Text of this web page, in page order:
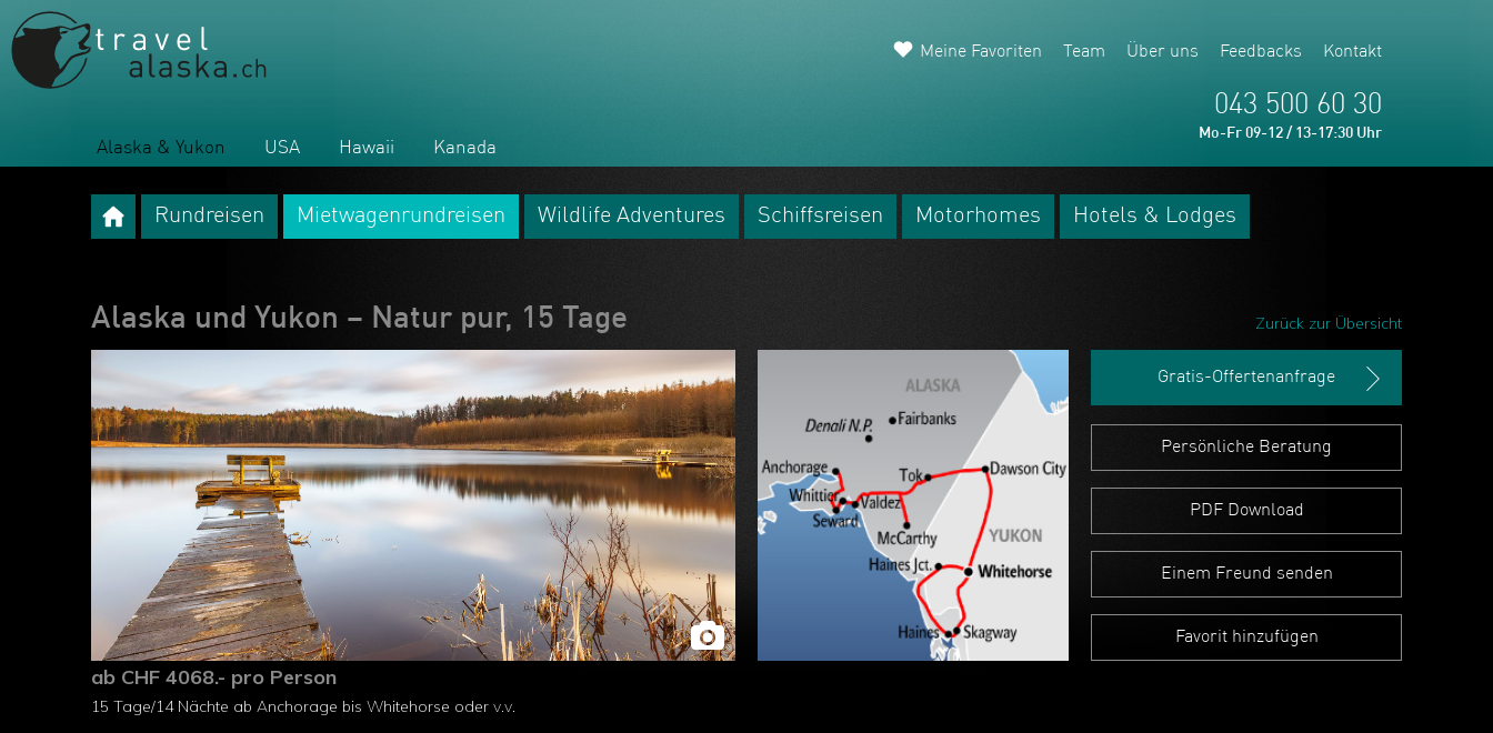
Alaska & Yukon USA Hawaii Kanada
Meine Favoriten Team Über uns Feedbacks Kontakt
043 500 60 30
Mo-Fr 09-12 / 13-17:30 Uhr
Rundreisen Mietwagenrundreisen Wildlife Adventures Schiffsreisen Motorhomes Hotels & Lodges
Zurück zur Übersicht
Alaska und Yukon – Natur pur, 15 Tage
Gratis-Offertenanfrage
Persönliche Beratung
PDF Download
Einem Freund senden
Favorit hinzufügen
ab CHF 4068.- pro Person
15 Tage/14 Nächte ab Anchorage bis Whitehorse oder v.v.